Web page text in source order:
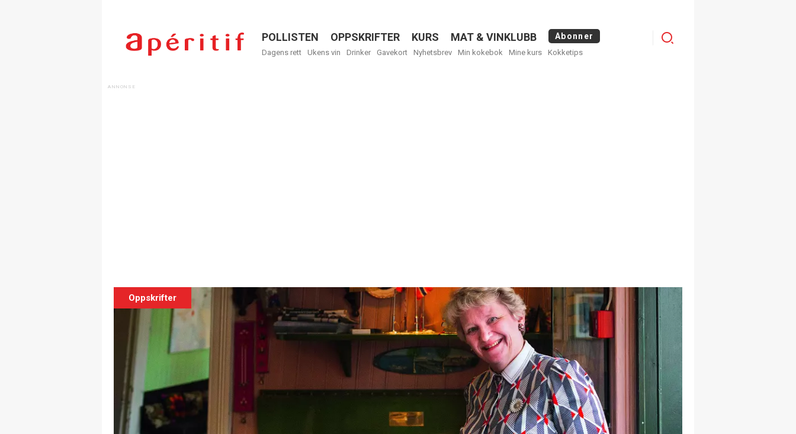
Menu
POLLISTEN OPPSKRIFTER KURS MAT & VINKLUBB Abonner
Dagens rett Ukens vin Drinker Gavekort Nyhetsbrev Min kokebok Mine kurs Kokketips
Logg
Oppskrifter